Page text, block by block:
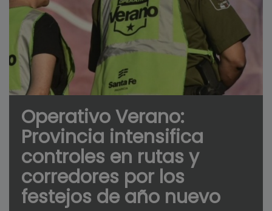
Operativo Verano:
Provincia intensifica
controles en rutas y
corredores por los
festejos de año nuevo